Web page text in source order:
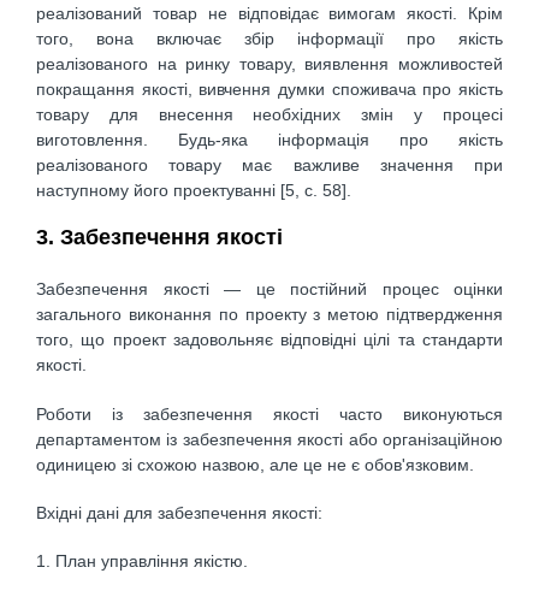
реалізований товар не відповідає вимогам якості. Крім
того, вона включає збір інформації про якість
реалізованого на ринку товару, виявлення можливостей
покращання якості, вивчення думки споживача про якість
товару для внесення необхідних змін у процесі
виготовлення. Будь-яка інформація про якість
реалізованого товару має важливе значення при
наступному його проектуванні [5, с. 58].
3. Забезпечення якості
Забезпечення якості — це постійний процес оцінки
загального виконання по проекту з метою підтвердження
того, що проект задовольняє відповідні цілі та стандарти
якості.
Роботи із забезпечення якості часто виконуються
департаментом із забезпечення якості або організаційною
одиницею зі схожою назвою, але це не є обов'язковим.
Вхідні дані для забезпечення якості:
1. План управління якістю.